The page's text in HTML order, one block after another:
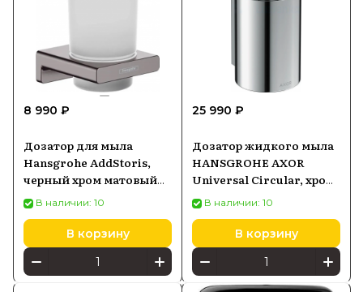
8 990 ₽
Дозатор для мыла
Hansgrohe AddStoris,
черный хром матовый
41745340
В наличии: 10
В корзину
25 990 ₽
Дозатор жидкого мыла
HANSGROHE AXOR
Universal Circular, хром
42810000
В наличии: 10
В корзину